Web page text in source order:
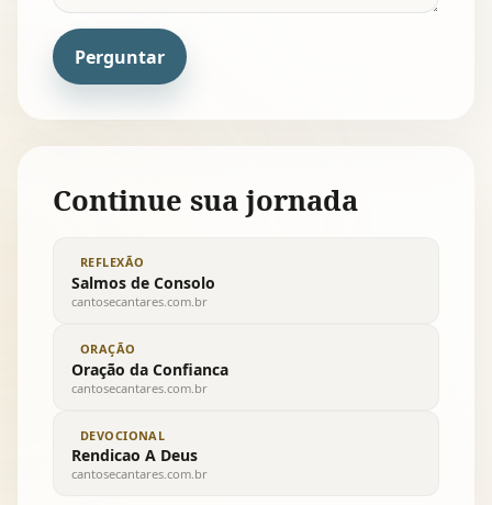
Perguntar
Continue sua jornada
REFLEXÃO
Salmos de Consolo
cantosecantares.com.br
ORAÇÃO
Oração da Confianca
cantosecantares.com.br
DEVOCIONAL
Rendicao A Deus
cantosecantares.com.br